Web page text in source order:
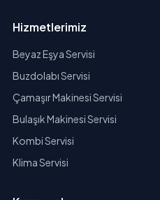
Hizmetlerimiz
Beyaz Eşya Servisi
Buzdolabı Servisi
Çamaşır Makinesi Servisi
Bulaşık Makinesi Servisi
Kombi Servisi
Klima Servisi